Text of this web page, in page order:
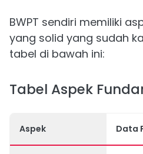
BWPT sendiri memiliki
yang solid yang sudah
tabel di bawah ini:
Tabel Aspek
Aspek Data